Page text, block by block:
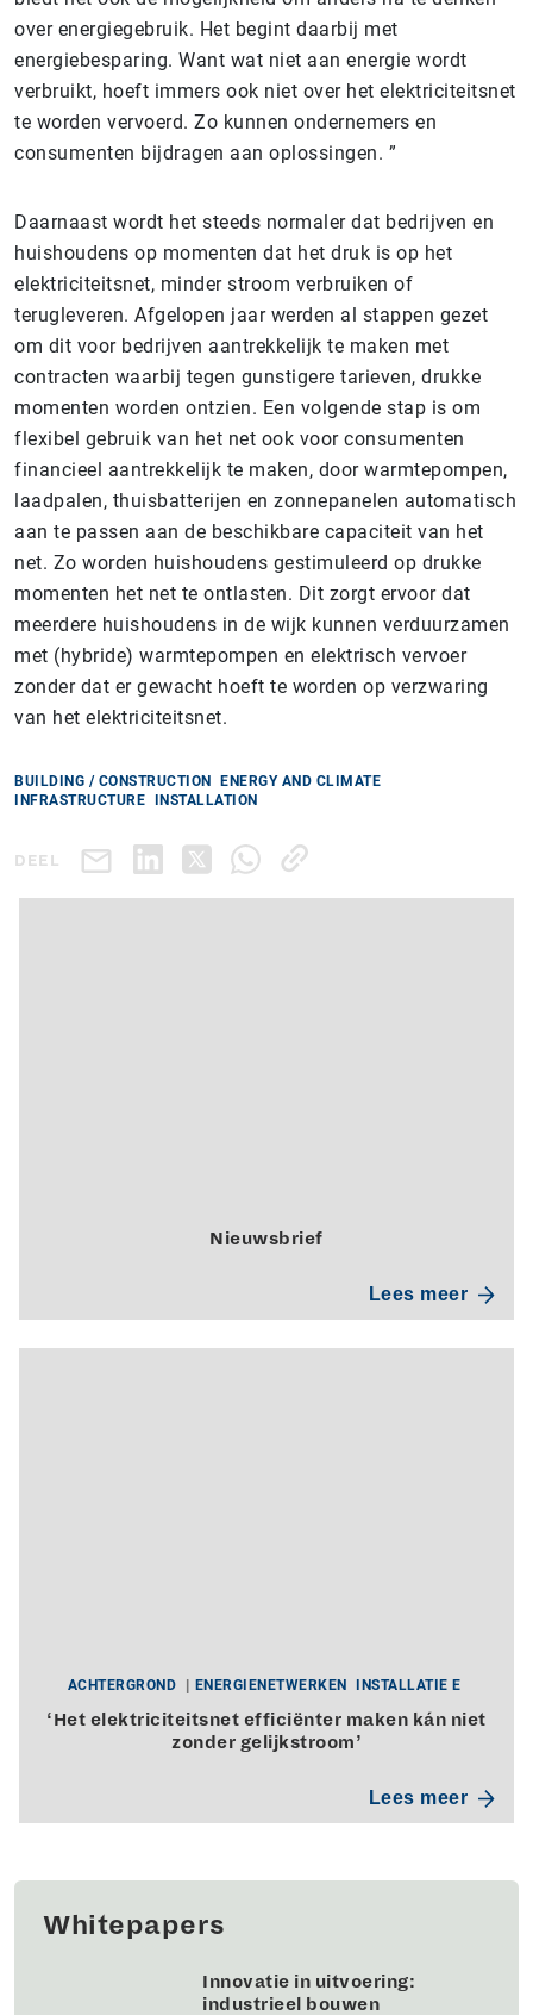
over energiegebruik. Het begint daarbij met
energiebesparing. Want wat niet aan energie wordt
verbruikt, hoeft immers ook niet over het elektriciteitsnet
te worden vervoerd. Zo kunnen ondernemers en
consumenten bijdragen aan oplossingen. ”
Daarnaast wordt het steeds normaler dat bedrijven en
huishoudens op momenten dat het druk is op het
elektriciteitsnet, minder stroom verbruiken of
terugleveren. Afgelopen jaar werden al stappen gezet
om dit voor bedrijven aantrekkelijk te maken met
contracten waarbij tegen gunstigere tarieven, drukke
momenten worden ontzien. Een volgende stap is om
flexibel gebruik van het net ook voor consumenten
financieel aantrekkelijk te maken, door warmtepompen,
laadpalen, thuisbatterijen en zonnepanelen automatisch
aan te passen aan de beschikbare capaciteit van het
net. Zo worden huishoudens gestimuleerd op drukke
momenten het net te ontlasten. Dit zorgt ervoor dat
meerdere huishoudens in de wijk kunnen verduurzamen
met (hybride) warmtepompen en elektrisch vervoer
zonder dat er gewacht hoeft te worden op verzwaring
van het elektriciteitsnet.
BUILDING / CONSTRUCTION
ENERGY AND CLIMATE
INFRASTRUCTURE
INSTALLATION
DEEL
Nieuwsbrief
Lees meer
ACHTERGROND ENERGIENETWERKEN INSTALLATIE E
‘Het elektriciteitsnet efficiënter maken kán niet
zonder gelijkstroom’
Lees meer
Whitepapers
Innovatie in uitvoering:
industrieel bouwen